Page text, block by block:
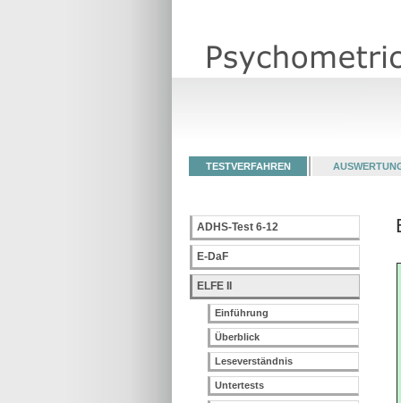
TESTVERFAHREN
ADHS-Test 6-12
E-DaF
ELFE II
Einführung
Überblick
Leseverständnis
Untertests